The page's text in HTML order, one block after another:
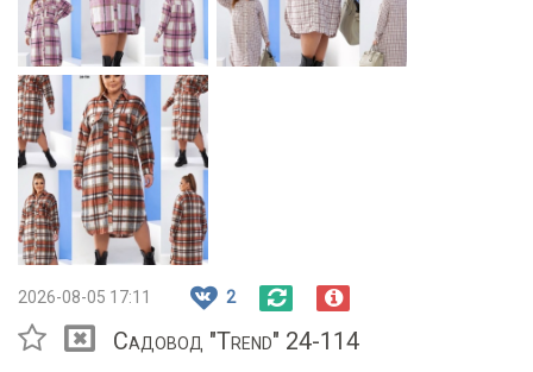
2026-08-05 17:11 2
Садовод "Trend" 24-114